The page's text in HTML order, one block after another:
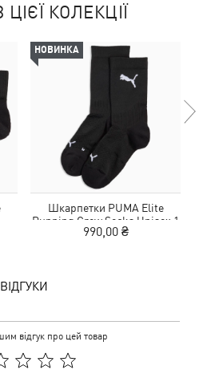
КОЛЕКЦІЇ
НОВИНКА
Шкарпетки PUMA Elite
Running Crew Socks Unisex 1
Pack
990,00 ₴
ВІДГУКИ
відгук про цей товар